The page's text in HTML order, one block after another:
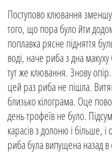
Поступово клювання
того, що пора було йти
поплавка рясне підняття
воді, наче риба з дна
тут же клювання. Знову
цей раз риба не пішла.
близько кілограма. Оце
день трофеїв не було.
карасів з долоню і більше,
риба була випущена назад